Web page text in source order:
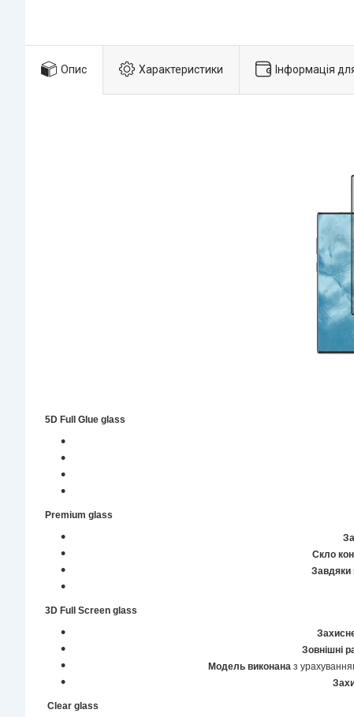
Опис Характеристики Інформація
5D Full Glue glass
Premium glass
Скло
Завдяки
3D Full Screen glass
Зовнішні
Модель виконана з
Clear glass